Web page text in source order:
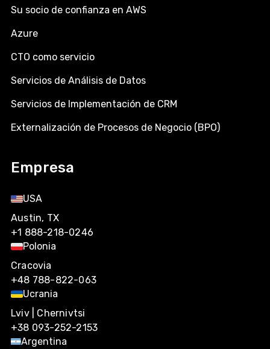
Su socio de confianza en AWS
Azure
CTO como servicio
Servicios de Análisis de Datos
Servicios de Implementación de CRM
Externalización de Procesos de Negocio (BPO)
Empresa
USA
Austin, TX
+1 888-218-0246
Polonia
Cracovia
+48 788-822-063
Ucrania
Lviv | Chernivtsi
+38 093-252-2153
Argentina